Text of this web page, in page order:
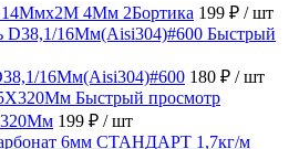
4Мм 2Бортика 199 ₽ / шт
Быстрый
16Мм(Aisi304)#600 180 ₽ / шт
Быстрый просмотр
199 ₽ / шт